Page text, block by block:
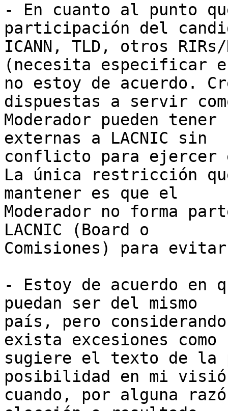
- En cuanto al punto
participación del
ICANN, TLD, otros
(necesita especificar
no estoy de acuerdo.
dispuestas a servir
Moderador pueden
externas a LACNIC sin
conflicto para ejercer
La única restricción
mantener es que el
Moderador no forma
LACNIC (Board o
Comisiones) para
- Estoy de acuerdo en
puedan ser del mismo
país, pero
exista excesiones como
sugiere el texto de la
posibilidad en mi
cuando, por alguna